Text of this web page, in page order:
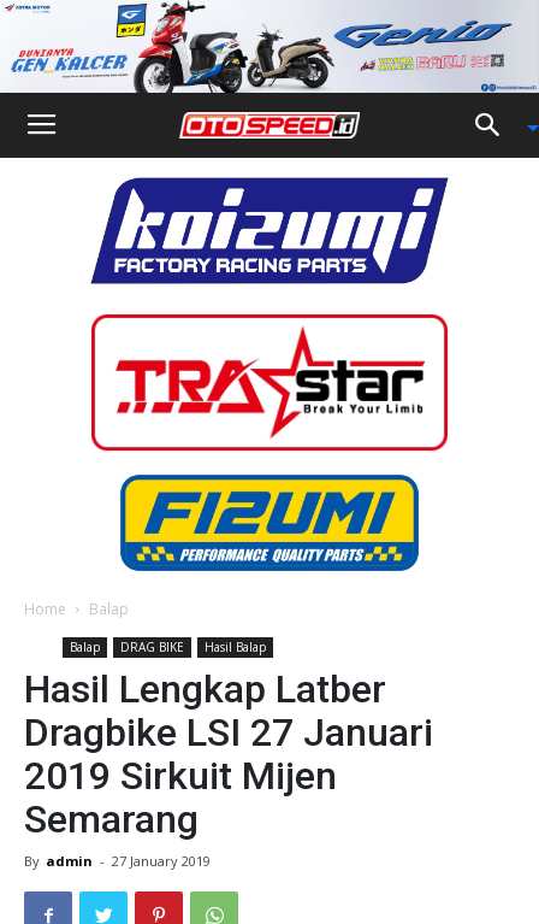
Home Balap
Balap DRAG BIKE Hasil Balap
Hasil Lengkap Latber
Dragbike LSI 27 Januari
2019 Sirkuit Mijen
Semarang
By admin - 27 January 2019